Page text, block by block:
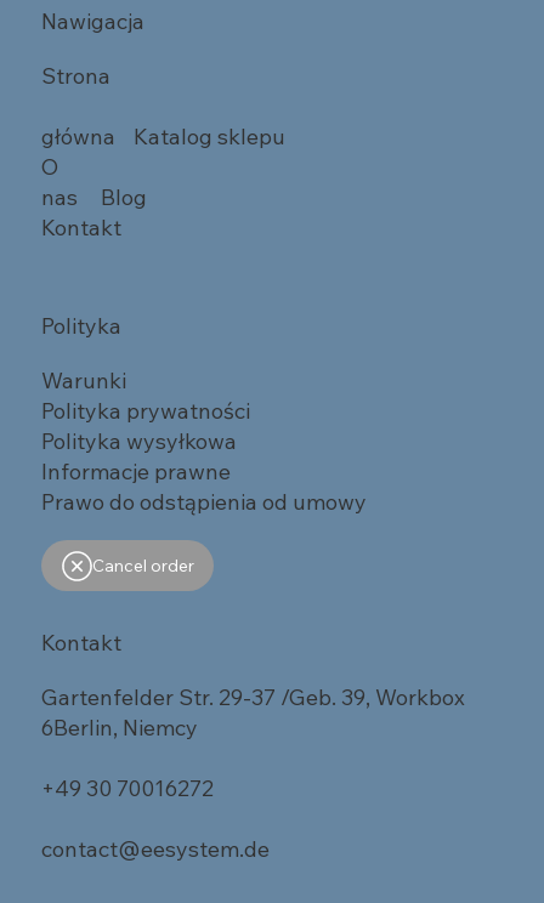
Nawigacja
Strona
główna
Katalog sklepu
O
nas
Blog
Kontakt
Polityka
Warunki
Polityka prywatności
Polityka wysyłkowa
Informacje prawne
Prawo do odstąpienia od umowy
Cancel order
Kontakt
Gartenfelder Str. 29-37 /Geb. 39, Workbox
6Berlin, Niemcy
+49 30 70016272
contact@eesystem.de